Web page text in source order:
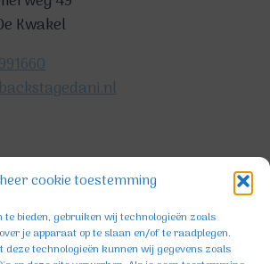
cookie toestemming
te bieden, gebruiken wij technologieën zoals
je apparaat op te slaan en/of te raadplegen.
deze technologieën kunnen wij gegevens zoals
Kwakel